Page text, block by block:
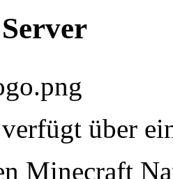
über
Minecraft